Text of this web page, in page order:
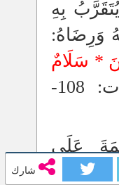
بِهِ
وَرِضَاهُ:
* سَلَامٌ
} [الصافات: 108-
عَلَى
عَلَى
شارك